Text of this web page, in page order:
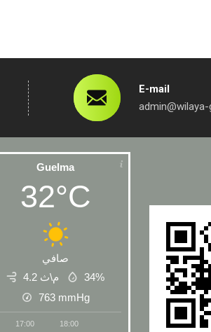
E-mail
Guelma
32°C
صافي
4.2 م\ث
34%
763 mmHg
17:00 18:00